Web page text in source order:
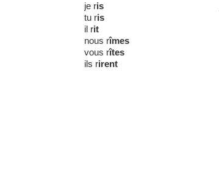
je ris
tu ris
il rit
nous rîmes
vous rîtes
ils rirent